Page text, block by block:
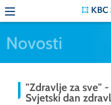
Novosti
"Zdravlje za sve"
Svjetski dan